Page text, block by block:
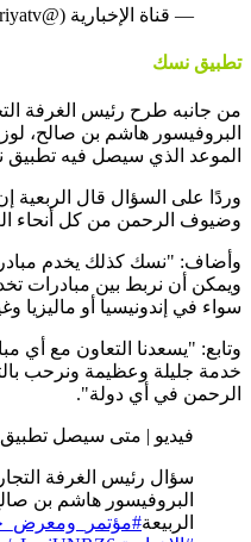
— قناة الإخبارية (@alekhbariyatv)
تطبيق نسك
من جانبه طرح رئيس الغرفة
البروفيسور هاشم بن صالح،
الموعد الذي سيصل فيه تطبيق
وردًا على السؤال قال الربعية
وضيوف الرحمن من كل أنحاء
وأضاف: "نسك كذلك يخدم
ويمكن أن نربط بين مبادرات
سواء في إندونيسيا أو ماليزيا
وتابع: "يسعدنا التعاون مع أي
خدمة جليلة وعظيمة ونرحب
الرحمن في أي دولة".
فيديو | متى سيصل
سؤال رئيس الغرفة
البروفيسور هاشم بن
الربيعة